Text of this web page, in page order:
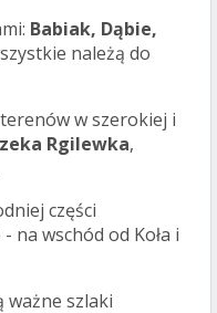
Babiak, Dąbie,
należą do
w szerokiej i
Rgilewka,
części
na wschód od Koła i
ważne szlaki